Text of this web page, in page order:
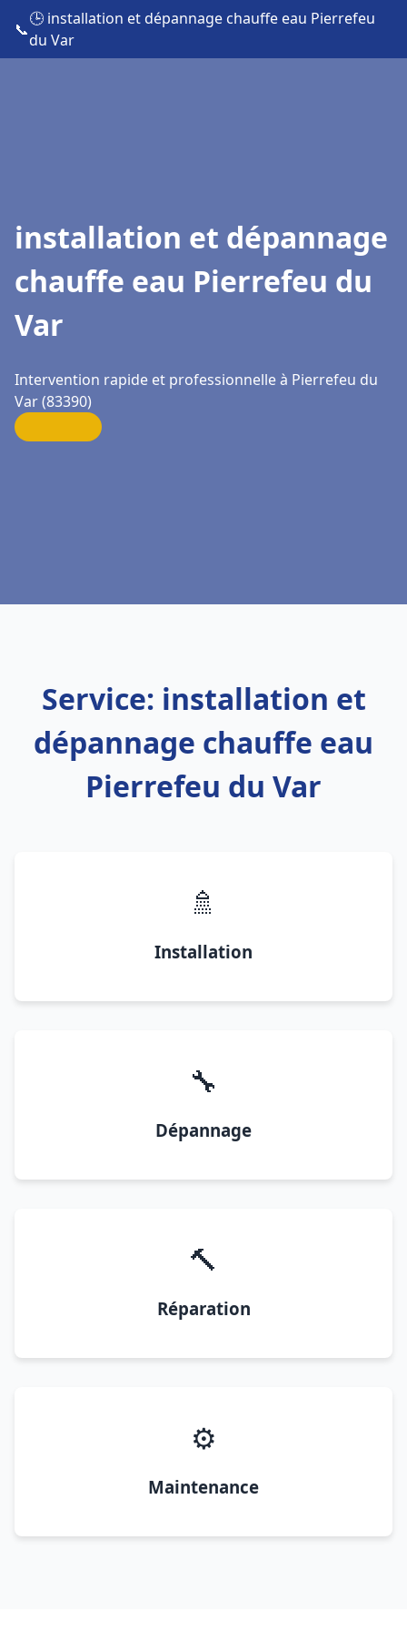
📞
🕒 installation et dépannage chauffe eau Pierrefeu
du Var
installation et dépannage
chauffe eau Pierrefeu du
Var
Intervention rapide et professionnelle à Pierrefeu du
Var (83390)
Service: installation et
dépannage chauffe eau
Pierrefeu du Var
🚿
Installation
🔧
Dépannage
🔨
Réparation
⚙️
Maintenance